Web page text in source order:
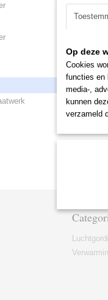
Op deze
Cookies
functies en
media-,
kunnen
verzameld